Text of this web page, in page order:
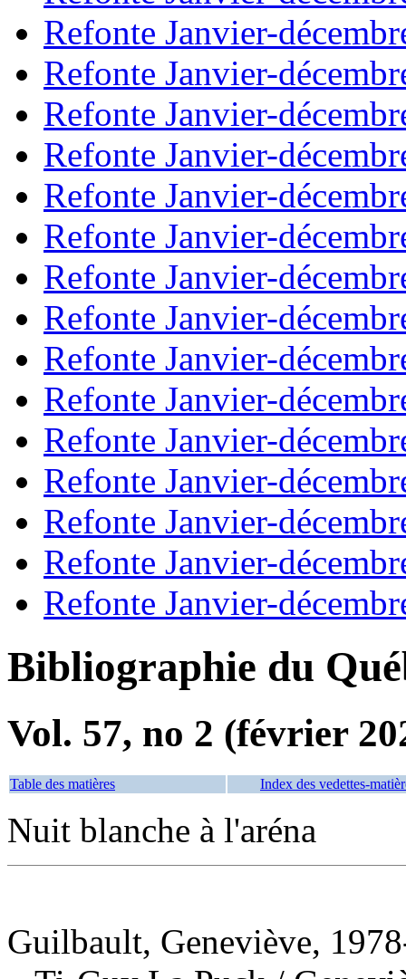
Refonte Janvier-
Refonte Janvier-
Refonte Janvier-
Refonte Janvier-
Refonte Janvier-
Refonte Janvier-
Refonte Janvier-
Refonte Janvier-
Refonte Janvier-
Refonte Janvier-
Refonte Janvier-
Refonte Janvier-
Refonte Janvier-
Refonte Janvier-
Refonte Janvier-
Bibliographie du
Vol. 57, no 2 (février
Table des matières Index des vedettes-
Nuit blanche à l'aréna
Guilbault, Geneviève,